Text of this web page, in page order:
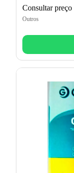
Consultar preço
Outros